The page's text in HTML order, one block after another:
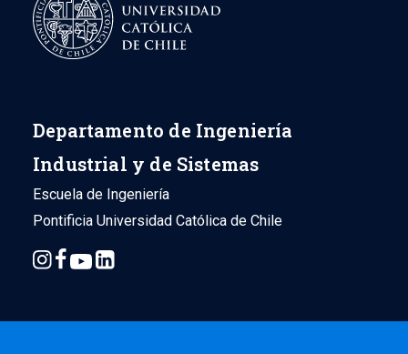
Departamento de Ingeniería
Industrial y de Sistemas
Escuela de Ingeniería
Pontificia Universidad Católica de Chile